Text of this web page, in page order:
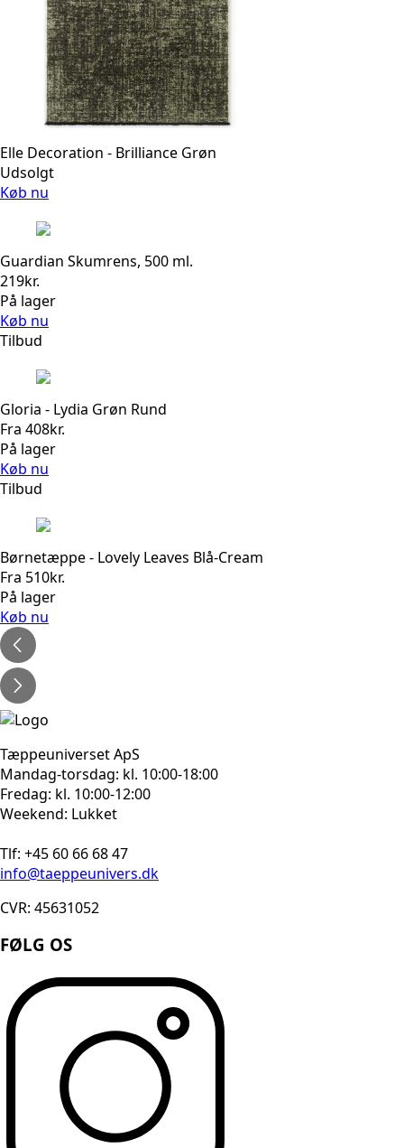
Elle Decoration - Brilliance Grøn
Udsolgt
Køb nu
Guardian Skumrens, 500 ml.
219kr.
På lager
Køb nu
Tilbud
Gloria - Lydia Grøn Rund
Fra 408kr.
På lager
Køb nu
Tilbud
Børnetæppe - Lovely Leaves Blå-Cream
Fra 510kr.
På lager
Køb nu
Tæppeuniverset ApS
Mandag-torsdag: kl. 10:00-18:00
Fredag: kl. 10:00-12:00
Weekend: Lukket
Tlf: +45 60 66 68 47
info@taeppeunivers.dk
CVR: 45631052
FØLG OS